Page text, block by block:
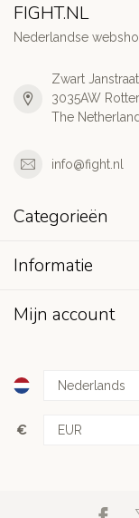
FIGHT.NL
Nederlandse
Zwart
3035AW
The
info@fight.nl
Categorieën
Informatie
Mijn account
€